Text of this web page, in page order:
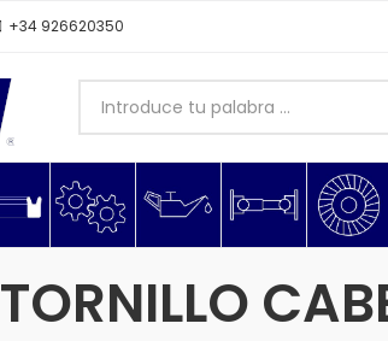
+34 926620350
TORNILLO